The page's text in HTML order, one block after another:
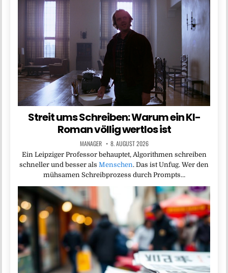
Streit ums Schreiben: Warum ein KI-
Roman völlig wertlos ist
MANAGER 8. AUGUST 2026
Ein Leipziger Professor behauptet, Algorithmen schreiben
schneller und besser als Menschen. Das ist Unfug. Wer den
mühsamen Schreibprozess durch Prompts…